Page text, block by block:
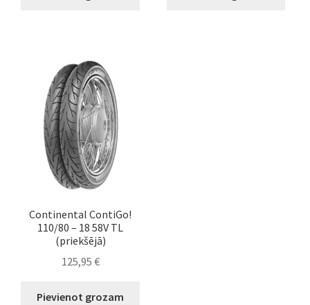
Continental ContiGo!
110/80 – 18 58V TL
(priekšējā)
125,95 €
Pievienot grozam